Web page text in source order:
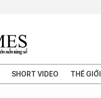
SHORT VIDEO THẾ GIỚI